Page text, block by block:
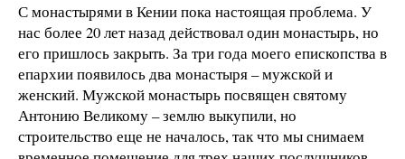
С монастырями в Кении пока настоящая проблема. У
нас более 20 лет назад действовал один монастырь, но
его пришлось закрыть. За три года моего епископства в
епархии появилось два монастыря – мужской и
женский. Мужской монастырь посвящен святому
Антонию Великому – землю выкупили, но
строительство еще не началось, так что мы снимаем